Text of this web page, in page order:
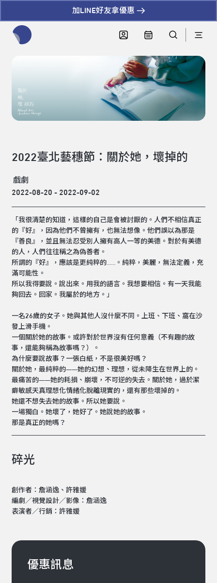
加LINE好友拿優惠
2022臺北藝穗節：關於她，壞掉的
戲劇
2022-08-20 - 2022-09-02
「我很清楚的知道，這樣的自己是會被討厭的。人們不相信真正
的『好』，因為他們不曾擁有，也無法想像。他們誤以為那是
『善良』，並且無法忍受別人擁有高人一等的美德。對於有美德
的人，人們往往稱之為偽善者。
所謂的『好』，應該是更純粹的......。純粹，美麗，無法定義，充
滿可能性。
所以我得要說。說出來。用我的語言。我想要相信。有一天我能
夠回去。回家。我屬於的地方。」
一名26歲的女子。她與其他人沒什麼不同。上班、下班、窩在沙
發上滑手機。
一個關於她的故事。或許對於世界沒有任何意義（不有趣的故
事，還能夠稱為故事嗎？）。
為什麼要說故事？一張白紙，不是很美好嗎？
關於她，最純粹的——她的幻想、理想，從未降生在世界上的。
最痛苦的——她的耗損、崩壞，不可逆的失去。關於她，過於潔
癖敏感天真理想化情緒化脫離現實的，還有那些壞掉的。
她還不想失去她的故事。所以她要說。
一場獨白。她壞了，她好了。她說她的故事。
那是真正的她嗎？
碎光
創作者：詹涵逸、許雅媛
編劇／視覺設計／影像：詹涵逸
表演者／行銷：許雅媛
優惠訊息